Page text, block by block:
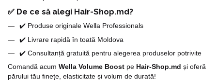
✅ De ce să alegi Hair-Shop.md?
✔️ Produse originale Wella Professionals
✔️ Livrare rapidă în toată Moldova
✔️ Consultanță gratuită pentru alegerea produselor potrivite
Comandă acum Wella Volume Boost pe Hair-Shop.md și oferă
părului tău finețe, elasticitate și volum de durată!